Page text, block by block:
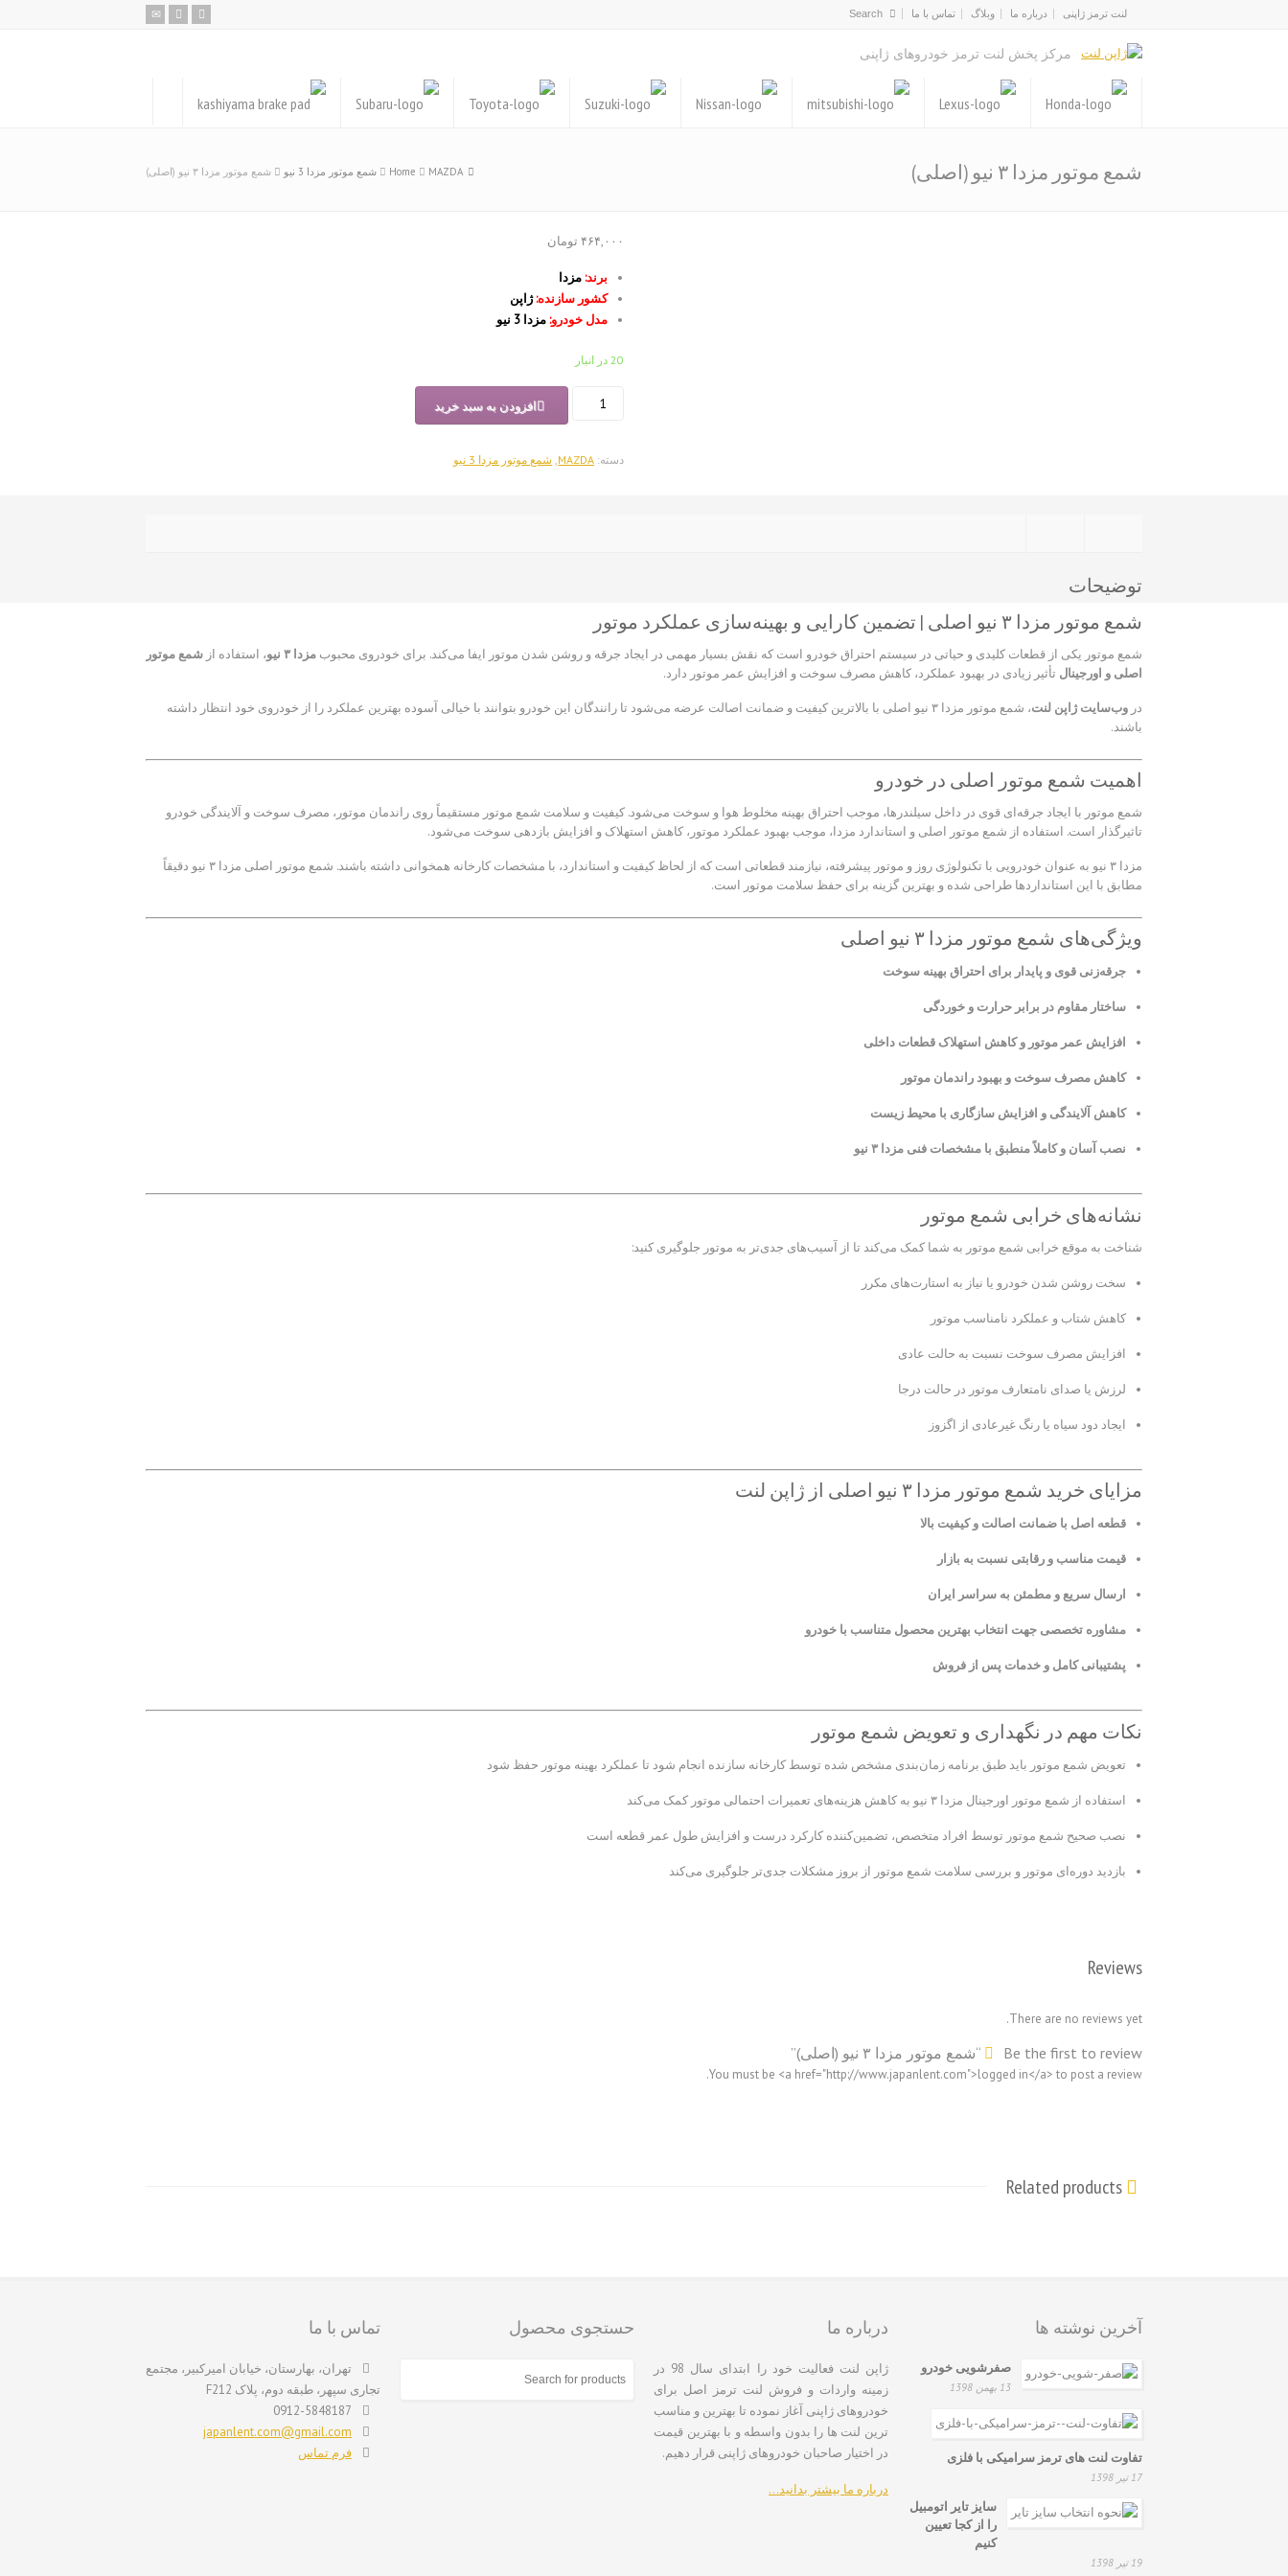
لنت ترمز ژاپنی درباره ما وبلاگ تماس با ما
مرکز پخش لنت ترمز خودروهای ژاپنی
شمع موتور مزدا ۳ نیو (اصلی) Home MAZDA شمع موتور مزدا 3 نیو شمع موتور مزدا ۳ نیو (اصلی)
۴۶۴,۰۰۰ تومان
برند: مزدا
کشور سازنده:ژاپن
مدل خودرو: مزدا 3 نیو
20 در انبار
شمع
3
افزودن به سبد خرید
دسته: MAZDA
, شمع موتور مزدا 3 نیو
توضیحات
شمع موتور مزدا ۳ نیو اصلی | تضمین کارایی و بهینه‌سازی عملکرد موتور
شمع موتور یکی از قطعات کلیدی و حیاتی در سیستم احتراق خودرو است که نقش بسیار مهمی در ایجاد جرقه و روشن شدن موتور ایفا می‌کند. برای خودروی محبوب مزدا ۳ نیو ، استفاده از شمع موتور
اصلی و اورجینال تأثیر زیادی در بهبود عملکرد، کاهش مصرف سوخت و افزایش عمر موتور دارد.
در وب‌سایت ژاپن لنت
، شمع موتور مزدا ۳ نیو اصلی با بالاترین کیفیت و ضمانت اصالت عرضه می‌شود تا رانندگان این خودرو بتوانند با خیالی آسوده بهترین عملکرد را از خودروی خود انتظار داشته
باشند.
اهمیت شمع موتور اصلی در خودرو
شمع موتور با ایجاد جرقه‌ای قوی در داخل سیلندرها، موجب احتراق بهینه مخلوط هوا و سوخت می‌شود. کیفیت و سلامت شمع موتور مستقیماً روی راندمان موتور، مصرف سوخت و آلایندگی خودرو
تاثیرگذار است. استفاده از شمع موتور اصلی و استاندارد مزدا، موجب بهبود عملکرد موتور، کاهش استهلاک و افزایش بازدهی سوخت می‌شود.
مزدا ۳ نیو به عنوان خودرویی با تکنولوژی روز و موتور پیشرفته، نیازمند قطعاتی است که از لحاظ کیفیت و استاندارد، با مشخصات کارخانه همخوانی داشته باشند. شمع موتور اصلی مزدا ۳ نیو دقیقاً
مطابق با این استانداردها طراحی شده و بهترین گزینه برای حفظ سلامت موتور است.
ویژگی‌های شمع موتور مزدا ۳ نیو اصلی
جرقه‌زنی قوی و پایدار برای احتراق بهینه سوخت
ساختار مقاوم در برابر حرارت و خوردگی
افزایش عمر موتور و کاهش استهلاک قطعات داخلی
کاهش مصرف سوخت و بهبود راندمان موتور
کاهش آلایندگی و افزایش سازگاری با محیط زیست
نصب آسان و کاملاً منطبق با مشخصات فنی مزدا ۳ نیو
نشانه‌های خرابی شمع موتور
شناخت به موقع خرابی شمع موتور به شما کمک می‌کند تا از آسیب‌های جدی‌تر به موتور جلوگیری کنید:
سخت روشن شدن خودرو یا نیاز به استارت‌های مکرر
کاهش شتاب و عملکرد نامناسب موتور
افزایش مصرف سوخت نسبت به حالت عادی
لرزش یا صدای نامتعارف موتور در حالت درجا
ایجاد دود سیاه یا رنگ غیرعادی از اگزوز
مزایای خرید شمع موتور مزدا ۳ نیو اصلی از ژاپن لنت
قطعه اصل با ضمانت اصالت و کیفیت بالا
قیمت مناسب و رقابتی نسبت به بازار
ارسال سریع و مطمئن به سراسر ایران
مشاوره تخصصی جهت انتخاب بهترین محصول متناسب با خودرو
پشتیبانی کامل و خدمات پس از فروش
نکات مهم در نگهداری و تعویض شمع موتور
تعویض شمع موتور باید طبق برنامه زمان‌بندی مشخص شده توسط کارخانه سازنده انجام شود تا عملکرد بهینه موتور حفظ شود
استفاده از شمع موتور اورجینال مزدا ۳ نیو به کاهش هزینه‌های تعمیرات احتمالی موتور کمک می‌کند
نصب صحیح شمع موتور توسط افراد متخصص، تضمین‌کننده کارکرد درست و افزایش طول عمر قطعه است
بازدید دوره‌ای موتور و بررسی سلامت شمع موتور از بروز مشکلات جدی‌تر جلوگیری می‌کند
Reviews
There are no reviews yet.
Be the first to review “شمع موتور مزدا ۳ نیو (اصلی)”
You must be <a href="http://www.japanlent.com">logged in</a> to post a review.
آخرین نوشته ها
صفرشویی خودرو
13 بهمن 1398
تفاوت لنت های ترمز سرامیکی با فلزی
17 تیر 1398
سایز تایر اتومبیل
را از کجا تعیین
کنیم
19 تیر 1398
درباره ما
ژاپن لنت فعالیت خود را ابتدای سال 98 در
زمینه واردات و فروش لنت ترمز اصل برای
خودروهای ژاپنی آغاز نموده تا بهترین و مناسب
ترین لنت ها را بدون واسطه و با بهترین قیمت
در اختیار صاحبان خودروهای ژاپنی قرار دهیم.
درباره ما بیشتر بدانید…
حستجوی محصول تماس با ما
تهران، بهارستان، خیابان امیرکبیر، مجتمع
تجاری سپهر، طبقه دوم، پلاک F212
0912-5848187
japanlent.com@gmail.com
فرم تماس